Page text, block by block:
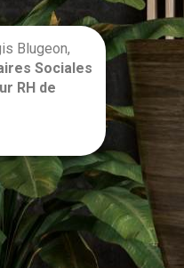
Blugeon,
Sociales
RH de